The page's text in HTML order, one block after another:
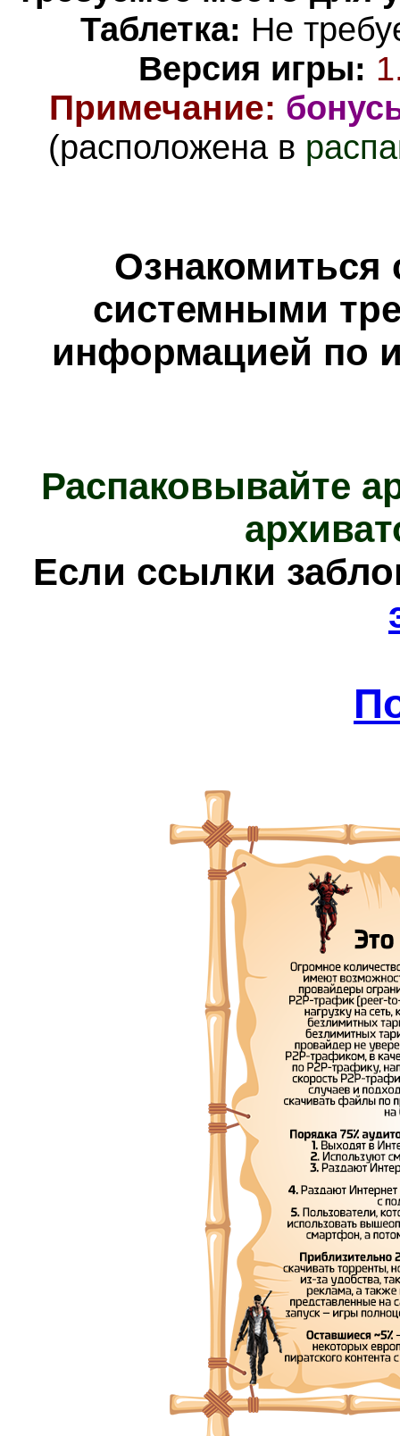
Таблетка: Не
Версия игры:
Примечание:
(расположена в
Ознакомиться
системными
информацией по
Распаковывайте
Если ссылки